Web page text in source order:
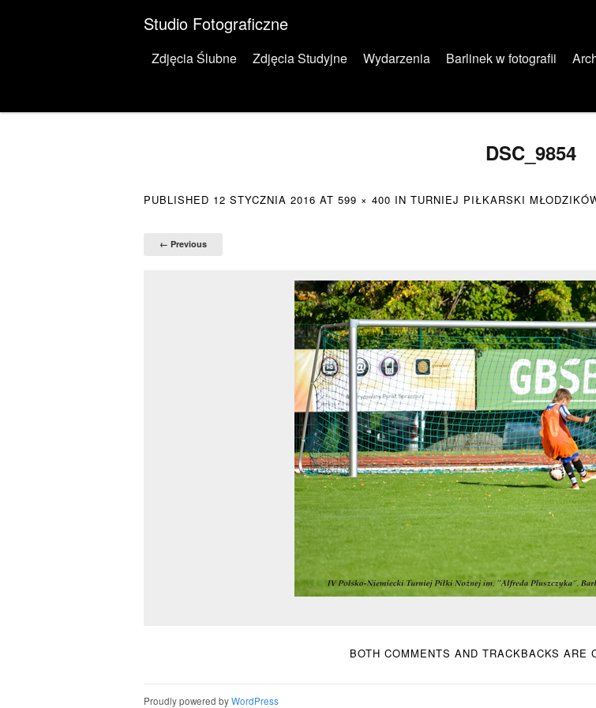
Studio Fotograficzne
Menu
Skip to content
Zdjęcia Ślubne Zdjęcia Studyjne Wydarzenia Barlinek w fotografii
DSC_9854
PUBLISHED 12 STYCZNIA 2016 AT 599 × 400 IN TURNIEJ PIŁKARSKI
← Previous
BOTH COMMENTS AND TRACKBACKS ARE
Proudly powered byWordPress